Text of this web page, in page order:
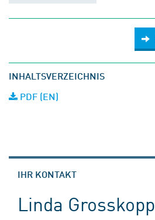
INHALTSVERZEICHNIS
PDF (EN)
IHR KONTAKT
Linda Grosskopp